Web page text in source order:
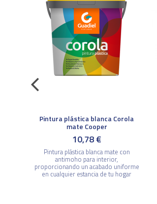
Pintura plástica blanca Corola
mate Cooper
10,78 €
Pintura plástica blanca mate con
antimoho para interior,
proporcionando un acabado uniforme
en cualquier estancia de tu hogar